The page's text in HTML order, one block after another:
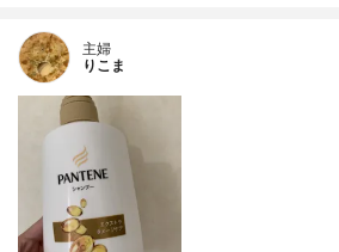
主婦
りこま